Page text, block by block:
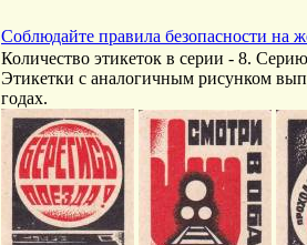
Соблюдайте правила безопасности на
Количество этикеток в серии - 8.
Этикетки с аналогичным рисунком
годах.